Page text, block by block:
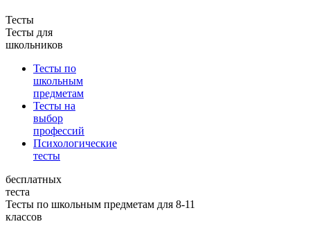
Тесты
Тесты для
школьников
Тесты по
школьным
предметам
Тесты на
выбор
профессий
Психологические
тесты
бесплатных
теста
Тесты по школьным предметам для 8-11
классов